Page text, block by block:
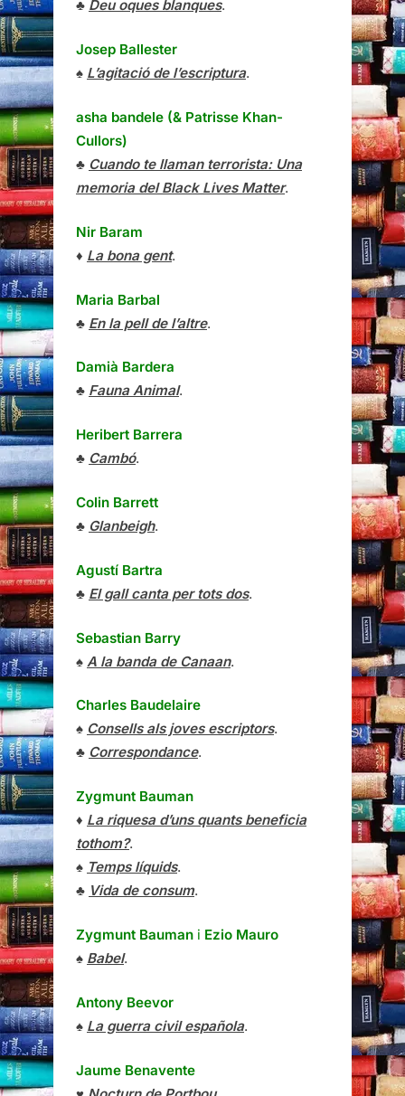
♣ Deu oques blanques.
Josep Ballester
♠ L’agitació de l’escriptura.
asha bandele (& Patrisse Khan-
Cullors)
♣ Cuando te llaman terrorista: Una
memoria del Black Lives Matter.
Nir Baram
♦ La bona gent.
Maria Barbal
♣ En la pell de l’altre.
Damià Bardera
♣ Fauna Animal.
Heribert Barrera
♣ Cambó.
Colin Barrett
♣ Glanbeigh.
Agustí Bartra
♣ El gall canta per tots dos.
Sebastian Barry
♠ A la banda de Canaan.
Charles Baudelaire
♠ Consells als joves escriptors.
♣ Correspondance.
Zygmunt Bauman
♦ La riquesa d’uns quants beneficia
tothom?.
♠ Temps líquids.
♣ Vida de consum.
Zygmunt Bauman i Ezio Mauro
♠ Babel.
Antony Beevor
♠ La guerra civil española.
Jaume Benavente